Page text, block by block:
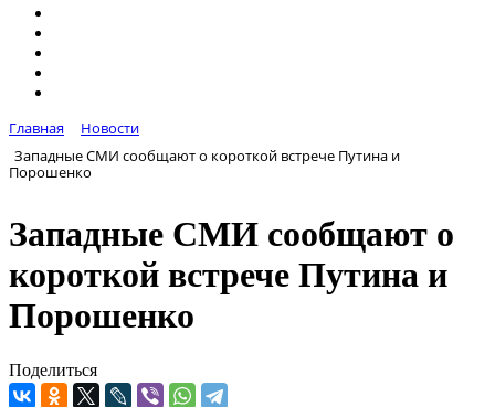
Главная
Новости
Западные СМИ сообщают о короткой встрече Путина и
Порошенко
Западные СМИ сообщают о
короткой встрече Путина и
Порошенко
Поделиться